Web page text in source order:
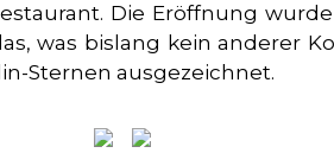
Die Eröffnung
was bislang kein anderer
Sternen ausgezeichnet.